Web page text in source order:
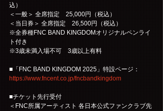
込）
＜一般＞ 全席指定　25,000円（税込）
＜当日券＞ 全席指定　26,500円（税込）
※全券種FNC BAND KINGDOMオリジナルペンライ
ト付き
※3歳未満入場不可　3歳以上有料
■「FNC BAND KINGDOM 2025」特設ページ：
https://www.fncent.co.jp/fncbandkingdom
■チケット先行受付
＜FNC所属アーティスト 各日本公式ファンクラブ先